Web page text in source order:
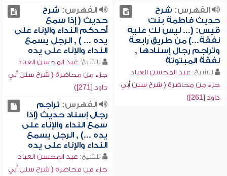
الفهرس: شرح
حديث فاطمة بنت
قيس: (... ليس لكِ عليه
نفقة...) من طريق رابعة
وتراجم رجال إسنادها ,
نفقة المبتوتة
للشيخ: عبد المحسن العباد
جزء من محاضرة ( شرح سنن أبي
داود [261])
الفهرس: شرح
حديث ( إذا سمع
أحدكم النداء والإناء على
يده ... ) , الرجل يسمع
النداء والإناء على يده
للشيخ: عبد المحسن العباد
جزء من محاضرة ( شرح سنن أبي
داود [271])
الفهرس: تراجم
رجال إسناد حديث (إذا
سمع النداء والإناء على
يده ...) , الرجل يسمع
النداء والإناء على يده
للشيخ: عبد المحسن العباد
جزء من محاضرة ( شرح سنن أبي